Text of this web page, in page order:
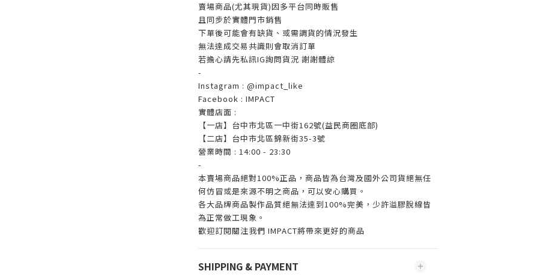
賣場商品(尤其現貨)因多平台同時販售
且同步於實體門市銷售
下單後可能會有缺貨、或需調貨的情況發生
無法達成交易共識則會取消訂單
若擔心請先私訊IG詢問貨況 謝謝體諒
-
Instagram : @impact_like
Facebook : IMPACT
實體店面 :
【一店】台中市北區一中街162號(益民商圈底部)
【二店】台中市北區錦新街35-3號
營業時間 : 14:00 - 23:30
-
本賣場商品絕對100%正品，商品皆為台灣及國外公司貨絕無任
何仿冒或是來源不明之商品，可以安心購買。
各大品牌商品製作品質絕無法達到100%完美，少許溢膠脫線皆
為正常做工現象。
歡迎訂閱關注我們 IMPACT將帶來更好的商品
SHIPPING & PAYMENT